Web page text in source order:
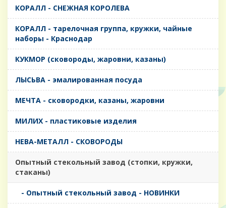
КОРАЛЛ - СНЕЖНАЯ КОРОЛЕВА
КОРАЛЛ - тарелочная группа, кружки, чайные
наборы - Краснодар
КУКМОР (сковороды, жаровни, казаны)
ЛЫСЬВА - эмалированная посуда
МЕЧТА - сковородки, казаны, жаровни
МИЛИХ - пластиковые изделия
НЕВА-МЕТАЛЛ - СКОВОРОДЫ
Опытный стекольный завод (стопки, кружки,
стаканы)
- Опытный стекольный завод - НОВИНКИ